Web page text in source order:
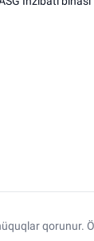
qorunur.